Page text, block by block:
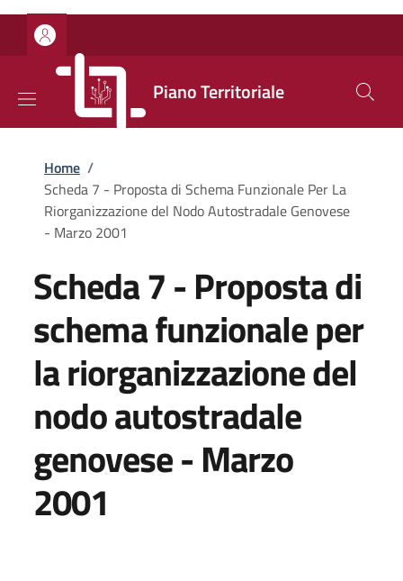
Salta al contenuto principale
Skip to footer content
Piano Territoriale
Briciole di pane
Home /
Scheda 7 - Proposta di Schema Funzionale Per La
Riorganizzazione del Nodo Autostradale Genovese
- Marzo 2001
Scheda 7 - Proposta di
schema funzionale per
la riorganizzazione del
nodo autostradale
genovese - Marzo
2001